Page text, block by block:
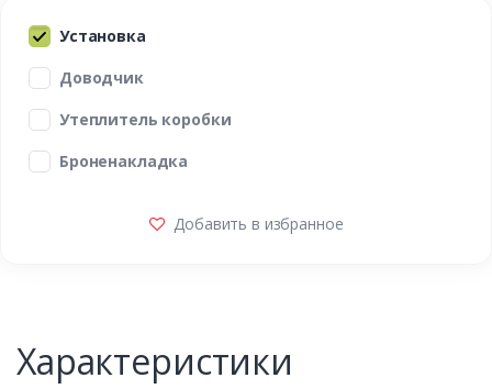
Установка
Доводчик
Утеплитель коробки
Броненакладка
Добавить в избранное
Характеристики